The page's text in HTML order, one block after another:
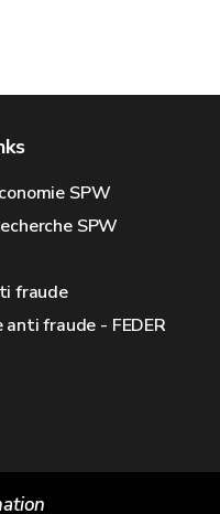
SPW
SPW
fraude
fraude - FEDER